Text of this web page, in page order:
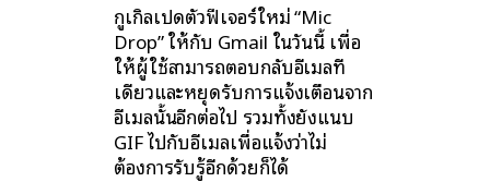
กูเกิลเปิดตัวฟีเจอร์ใหม่ “Mic
Drop” ให้กับ Gmail ในวันนี้ เพื่อ
ให้ผู้ใช้สามารถตอบกลับอีเมลที
เดียวและหยุดรับการแจ้งเตือนจาก
อีเมลนั้นอีกต่อไป รวมทั้งยังแนบ
GIF ไปกับอีเมลเพื่อแจ้งว่าไม่
ต้องการรับรู้อีกด้วยก็ได้